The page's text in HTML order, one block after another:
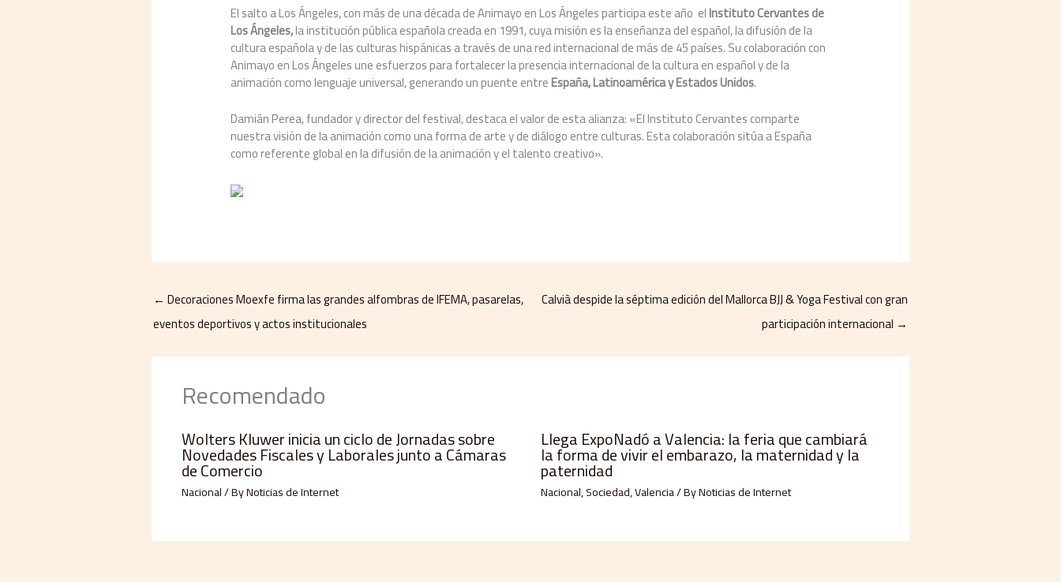
El salto a Los Ángeles, con más de una década de Animayo en Los Ángeles participa este año elInstituto Cervantes de
Los Ángeles,la institución pública española creada en 1991, cuya misión es la enseñanza del español, la difusión de la
cultura española y de las culturas hispánicas a través de una red internacional de más de 45 países. Su colaboración con
Animayo en Los Ángeles une esfuerzos para fortalecer la presencia internacional de la cultura en español y de la
animación como lenguaje universal, generando un puente entreEspaña, Latinoamérica y Estados Unidos.
Damián Perea, fundador y director del festival, destaca el valor de esta alianza: «El Instituto Cervantes comparte
nuestra visión de la animación como una forma de arte y de diálogo entre culturas. Esta colaboración sitúa a España
como referente global en la difusión de la animación y el talento creativo».
← Decoraciones Moexfe firma las grandes alfombras de IFEMA, pasarelas,
eventos deportivos y actos institucionales
Calvià despide la séptima edición del Mallorca BJJ & Yoga Festival con gran
participación internacional →
Recomendado
Wolters Kluwer inicia un ciclo de Jornadas sobre
Novedades Fiscales y Laborales junto a Cámaras
de Comercio
Nacional/ ByNoticias de Internet
Llega ExpoNadó a Valencia: la feria que cambiará
la forma de vivir el embarazo, la maternidad y la
paternidad
Nacional,Sociedad,Valencia/ ByNoticias de Internet